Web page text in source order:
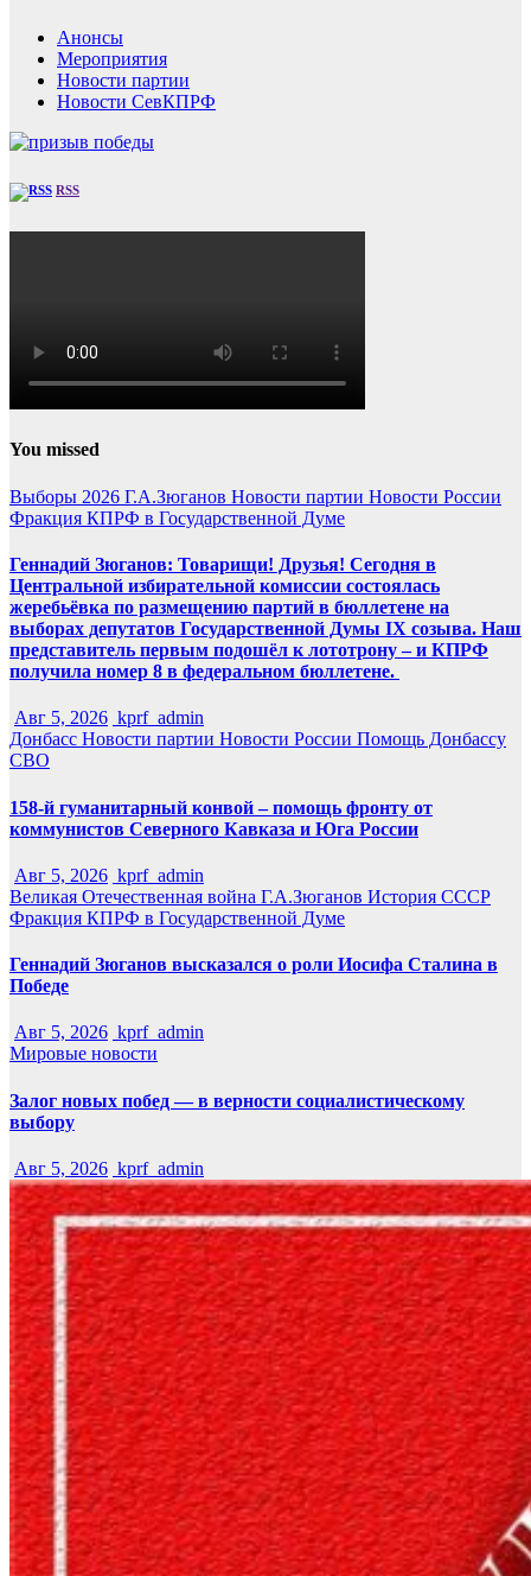
Анонсы
Мероприятия
Новости партии
Новости СевКПРФ
RSS
You missed
Выборы 2026 Г.А.Зюганов Новости партии Новости России
Фракция КПРФ в Государственной Думе
Геннадий Зюганов: Товарищи! Друзья! Сегодня в
Центральной избирательной комиссии состоялась
жеребьёвка по размещению партий в бюллетене на
выборах депутатов Государственной Думы IX созыва. Наш
представитель первым подошёл к лототрону – и КПРФ
получила номер 8 в федеральном бюллетене.
Авг 5, 2026 kprf_admin
Донбасс Новости партии Новости России Помощь Донбассу
СВО
158-й гуманитарный конвой – помощь фронту от
коммунистов Северного Кавказа и Юга России
Авг 5, 2026 kprf_admin
Великая Отечественная война Г.А.Зюганов История СССР
Фракция КПРФ в Государственной Думе
Геннадий Зюганов высказался о роли Иосифа Сталина в
Победе
Авг 5, 2026 kprf_admin
Мировые новости
Залог новых побед — в верности социалистическому
выбору
Авг 5, 2026 kprf_admin